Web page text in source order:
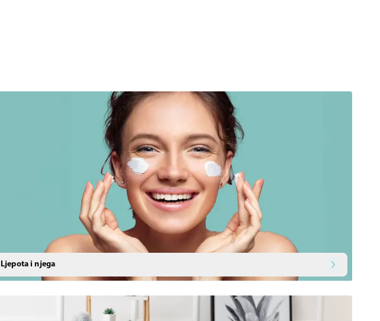
Ljepota i njega